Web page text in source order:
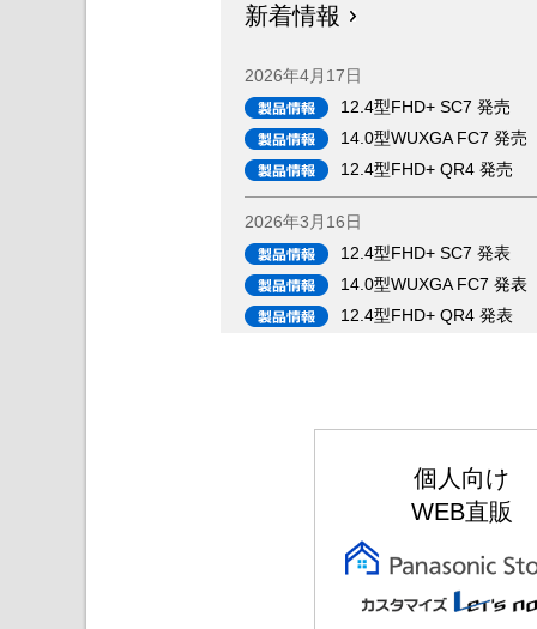
新着情報
2026年4月17日
12.4型FHD+ SC7 発売
14.0型WUXGA FC7 発売
12.4型FHD+ QR4 発売
2026年3月16日
12.4型FHD+ SC7 発表
14.0型WUXGA FC7 発表
12.4型FHD+ QR4 発表
個人向け
WEB直販